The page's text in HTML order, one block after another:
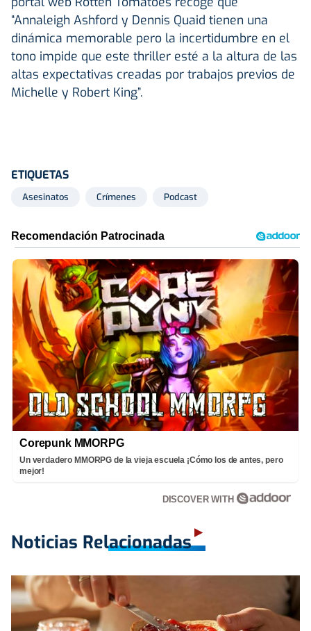
“Annaleigh Ashford y Dennis Quaid tienen una
dinámica memorable pero la incertidumbre en el
tono impide que este thriller esté a la altura de las
altas expectativas creadas por trabajos previos de
Michelle y Robert King”.
ETIQUETAS
Asesinatos Crímenes Podcast
Corepunk MMORPG
Un verdadero MMORPG de la vieja escuela ¡Cómo los de antes, pero
mejor!
DISCOVER WITH
Noticias Relacionadas